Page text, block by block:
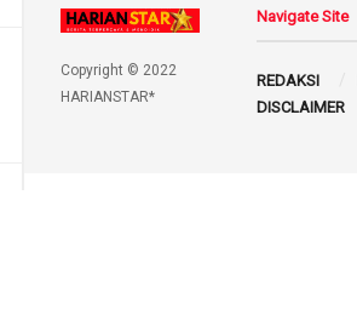
Copyright © 2022
HARIANSTAR*
Navigate Site
REDAKSI
DISCLAIMER